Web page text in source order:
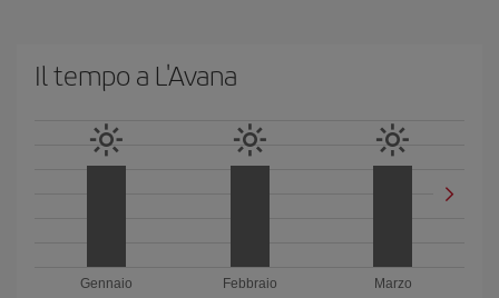
Il tempo a L'Avana
Gennaio
Febbraio
Marzo